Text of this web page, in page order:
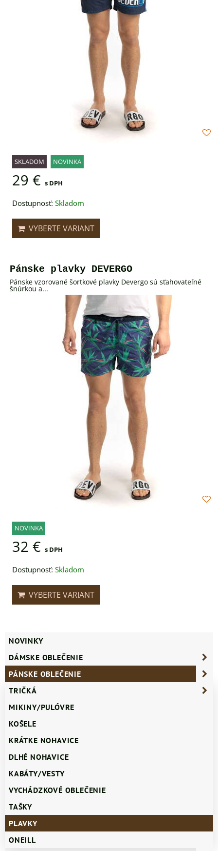
SKLADOM NOVINKA
29 € s DPH
Dostupnosť: Skladom
VYBERTE VARIANT
Pánske plavky DEVERGO
Pánske vzorované šortkové plavky Devergo sú sťahovateľné
šnúrkou a...
NOVINKA
32 € s DPH
Dostupnosť: Skladom
VYBERTE VARIANT
NOVINKY
DÁMSKE OBLEČENIE
PÁNSKE OBLEČENIE
TRIČKÁ
MIKINY/PULÓVRE
KOŠELE
KRÁTKE NOHAVICE
DLHÉ NOHAVICE
KABÁTY/VESTY
VYCHÁDZKOVÉ OBLEČENIE
TAŠKY
PLAVKY
ONEILL